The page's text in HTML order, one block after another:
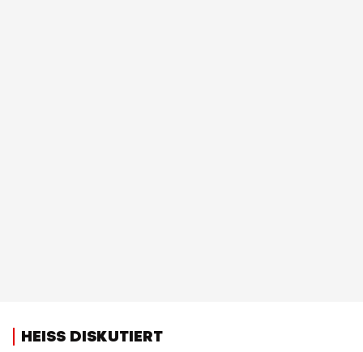
HEISS DISKUTIERT